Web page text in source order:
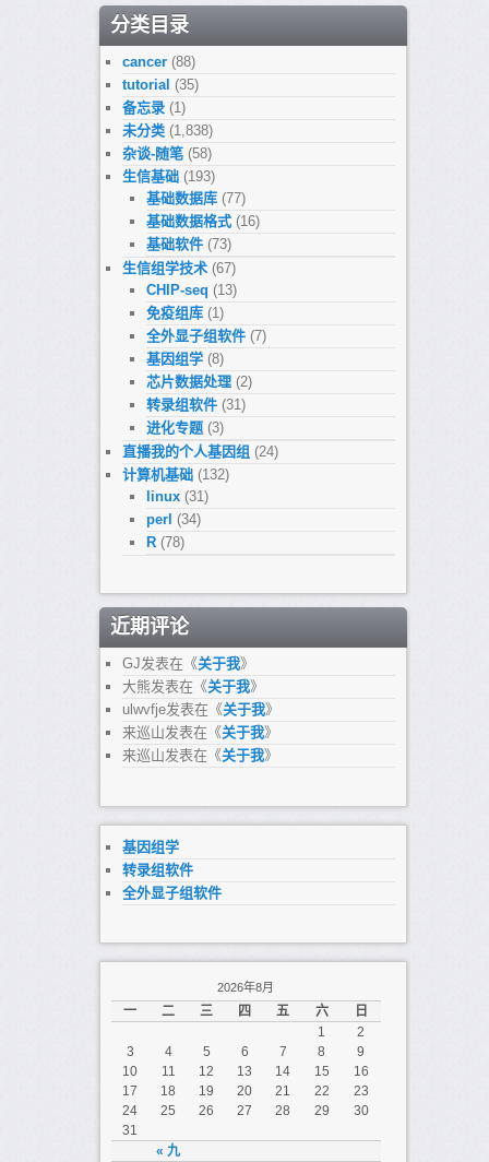
分类目录
cancer(88)
tutorial (35)
备忘录(1)
未分类(1,838)
杂谈-随笔(58)
生信基础(193)
基础数据库 (77)
基础数据格式 (16)
基础软件 (73)
生信组学技术(67)
CHIP-seq (13)
免疫组库 (1)
全外显子组软件 (7)
基因组学 (8)
芯片数据处理 (2)
转录组软件 (31)
进化专题 (3)
直播我的个人基因组 (24)
计算机基础(132)
linux (31)
perl (34)
R (78)
近期评论
GJ发表在《关于我》
大熊发表在《关于我》
ulwvfje发表在《关于我》
来巡山发表在《关于我》
来巡山发表在《关于我》
基因组学
转录组软件
全外显子组软件
2026年8月
一 二 三 四 五 六 日
« 九
1
2
3
4 5 6 7 8
9
10
11 12 13 14 15
16
17
18 19 20 21 22
23
24
25 26 27 28 29
30
31